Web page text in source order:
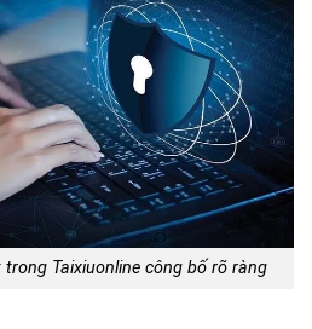
Taixiuonline công bố rõ ràng